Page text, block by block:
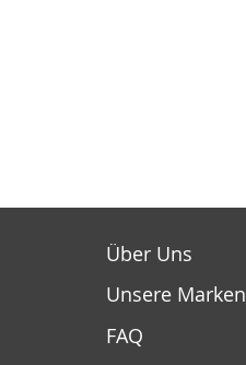
Über Uns
Unsere Marken
FAQ